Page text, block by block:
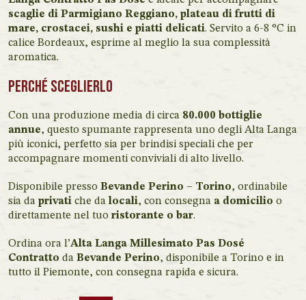
scaglie di Parmigiano Reggiano, plateau di frutti di
mare, crostacei, sushi e piatti delicati. Servito a 6-8 °C in
calice Bordeaux, esprime al meglio la sua complessità
aromatica.
Perché sceglierlo
Con una produzione media di circa 80.000 bottiglie
annue, questo spumante rappresenta uno degli Alta Langa
più iconici, perfetto sia per brindisi speciali che per
accompagnare momenti conviviali di alto livello.
Disponibile presso Bevande Perino – Torino, ordinabile
sia da privati che dalocali, con consegna a domicilio o
direttamente nel tuoristorante o bar.
Ordina ora l’Alta Langa Millesimato Pas Dosé
Contratto da Bevande Perino, disponibile a Torino e in
tutto il Piemonte, con consegna rapida e sicura.